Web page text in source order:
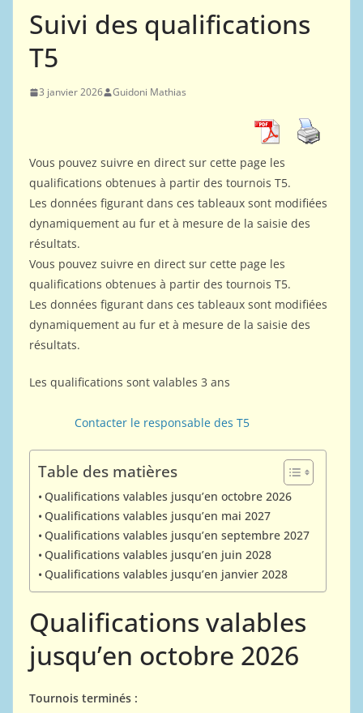
Suivi des qualifications
T5
3 janvier 2026 Guidoni Mathias
Vous pouvez suivre en direct sur cette page les
qualifications obtenues à partir des tournois T5.
Les données figurant dans ces tableaux sont modifiées
dynamiquement au fur et à mesure de la saisie des
résultats.
Vous pouvez suivre en direct sur cette page les
qualifications obtenues à partir des tournois T5.
Les données figurant dans ces tableaux sont modifiées
dynamiquement au fur et à mesure de la saisie des
résultats.
Les qualifications sont valables 3 ans
Contacter le responsable des T5
Table des matières
Qualifications valables jusqu’en octobre 2026
Qualifications valables jusqu’en mai 2027
Qualifications valables jusqu’en septembre 2027
Qualifications valables jusqu’en juin 2028
Qualifications valables jusqu’en janvier 2028
Qualifications valables
jusqu’en octobre 2026
Tournois terminés :